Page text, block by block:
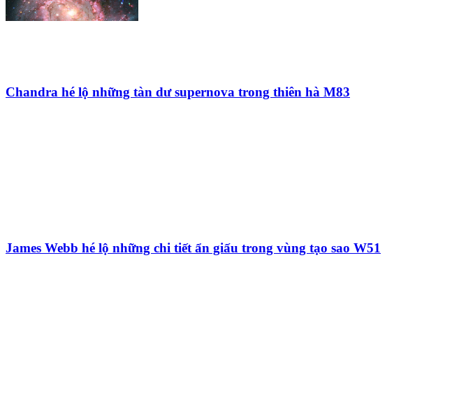
Chandra hé lộ những tàn dư supernova trong thiên hà M83
James Webb hé lộ những chi tiết ẩn giấu trong vùng tạo sao W51